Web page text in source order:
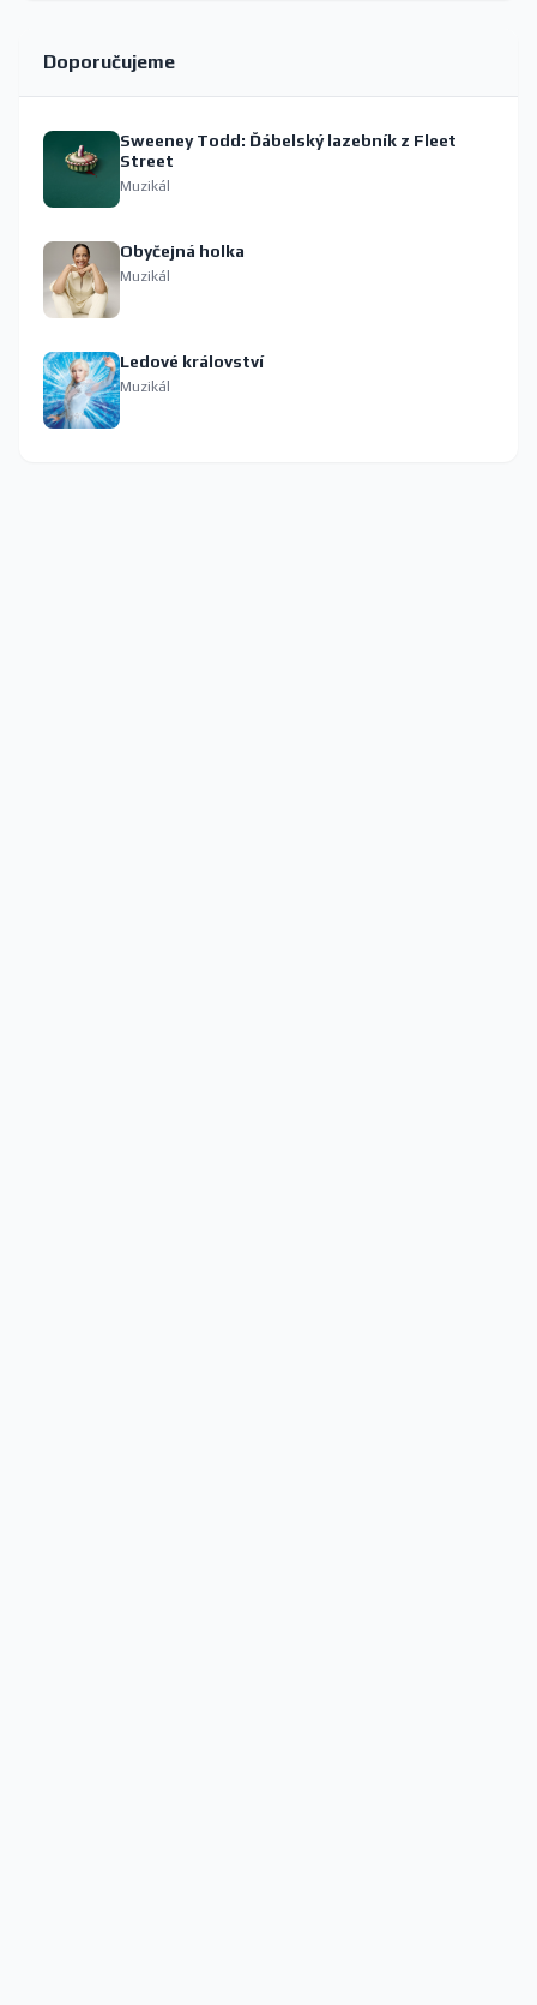
Doporučujeme
Sweeney Todd: Ďábelský lazebník z Fleet
Street
Muzikál
Obyčejná holka
Muzikál
Ledové království
Muzikál